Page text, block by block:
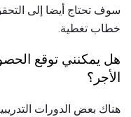
سوف تحتاج أيضا إلى
خطاب تغطية.
هل يمكنني توقع
الأجر؟
هناك بعض الدورات